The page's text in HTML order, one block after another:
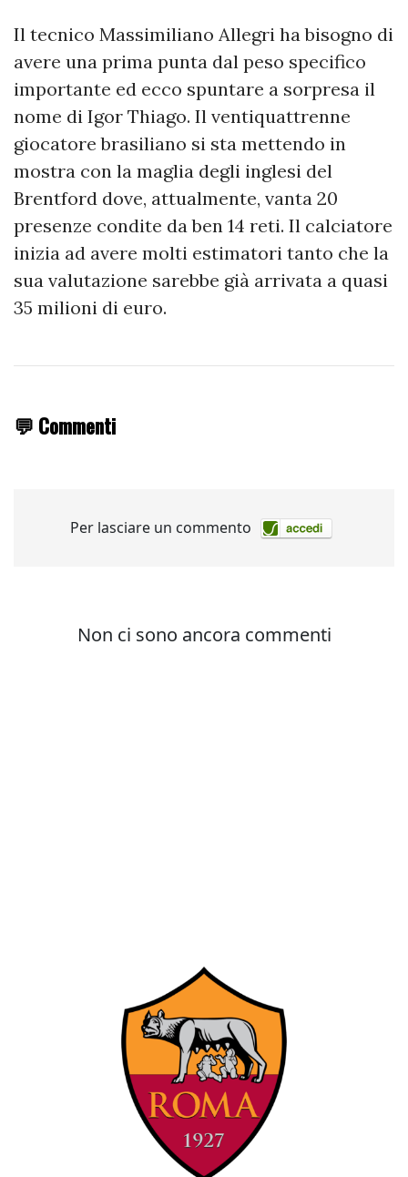
Il tecnico Massimiliano Allegri ha bisogno di
avere una prima punta dal peso specifico
importante ed ecco spuntare a sorpresa il
nome di Igor Thiago. Il ventiquattrenne
giocatore brasiliano si sta mettendo in
mostra con la maglia degli inglesi del
Brentford dove, attualmente, vanta 20
presenze condite da ben 14 reti. Il calciatore
inizia ad avere molti estimatori tanto che la
sua valutazione sarebbe già arrivata a quasi
35 milioni di euro.
💬 Commenti